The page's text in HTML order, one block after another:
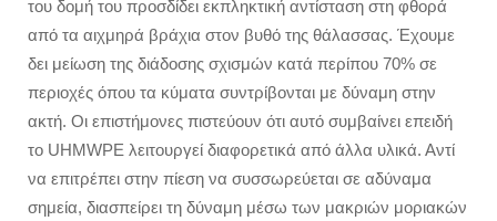
του δομή του προσδίδει εκπληκτική αντίσταση στη φθορά
από τα αιχμηρά βράχια στον βυθό της θάλασσας. Έχουμε
δει μείωση της διάδοσης σχισμών κατά περίπου 70% σε
περιοχές όπου τα κύματα συντρίβονται με δύναμη στην
ακτή. Οι επιστήμονες πιστεύουν ότι αυτό συμβαίνει επειδή
το UHMWPE λειτουργεί διαφορετικά από άλλα υλικά. Αντί
να επιτρέπει στην πίεση να συσσωρεύεται σε αδύναμα
σημεία, διασπείρει τη δύναμη μέσω των μακριών μοριακών